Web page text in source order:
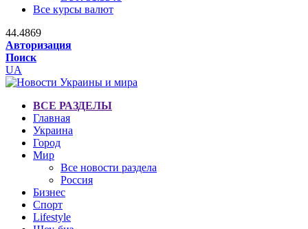
Все курсы валют
44.4869
Авторизация
Поиск
UA
ВСЕ РАЗДЕЛЫ
Главная
Украина
Город
Мир
Все новости раздела
Россия
Бизнес
Спорт
Lifestyle